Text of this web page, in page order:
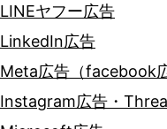
LINEヤフー広告
LinkedIn広告
Meta広告（facebook
Instagram広告・